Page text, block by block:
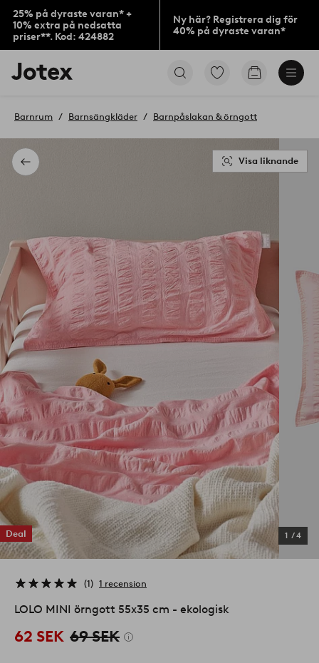
25% på dyraste varan* +
10% extra på nedsatta
priser**. Kod: 424882
Ny här? Registrera dig för
40% på dyraste varan*
Jotex
logotyp
till
Gå
produkter
Gå
Tillbaka
Barnrum Barnsängkläder Barnpåslakan & örngott
Deal 1 /4
Visa liknande
1 1 recension
LOLO MINI örngott 55x35 cm - ekologisk
62 SEK 69 SEK